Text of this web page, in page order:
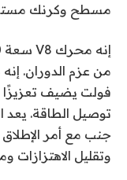
مسطح وكرنك
توصيل الطاقة. يعد
جنب مع أمر
وتقليل الاهتزازات